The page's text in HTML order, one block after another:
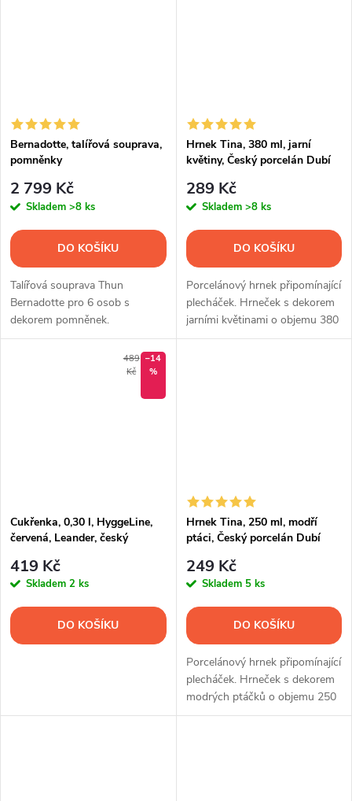
Bernadotte, talířová souprava,
pomněnky
2 799 Kč
Skladem >8 ks
DO KOŠÍKU
Talířová souprava Thun
Bernadotte pro 6 osob s
dekorem pomněnek.
Hrnek Tina, 380 ml, jarní
květiny, Český porcelán Dubí
289 Kč
Skladem >8 ks
DO KOŠÍKU
Porcelánový hrnek připomínající
plecháček. Hrneček s dekorem
jarními květinami o objemu 380
ml.
489
Kč
–14
%
Cukřenka, 0,30 l, HyggeLine,
červená, Leander, český
419 Kč
Skladem 2 ks
DO KOŠÍKU
Hrnek Tina, 250 ml, modří
ptáci, Český porcelán Dubí
249 Kč
Skladem 5 ks
DO KOŠÍKU
Porcelánový hrnek připomínající
plecháček. Hrneček s dekorem
modrých ptáčků o objemu 250
ml.